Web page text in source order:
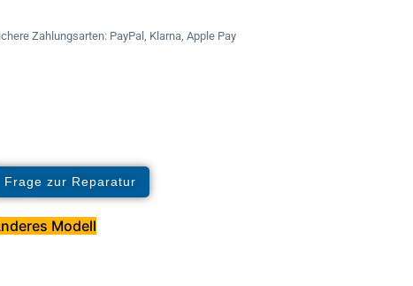
Zahlungsarten: PayPal, Klarna, Apple Pay
Frage zur Reparatur
Modell